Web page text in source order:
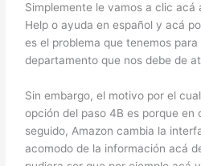
Simplemente le vamos a clic
Help o ayuda en español y acá
es el problema que tenemos para
departamento que nos debe de
Sin embargo, el motivo por el
opción del paso 4B es porque en
seguido, Amazon cambia la
acomodo de la información acá